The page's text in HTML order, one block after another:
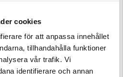
cookies
för att anpassa innehållet
tillhandahålla funktioner
vår trafik. Vi
identifierare och annan